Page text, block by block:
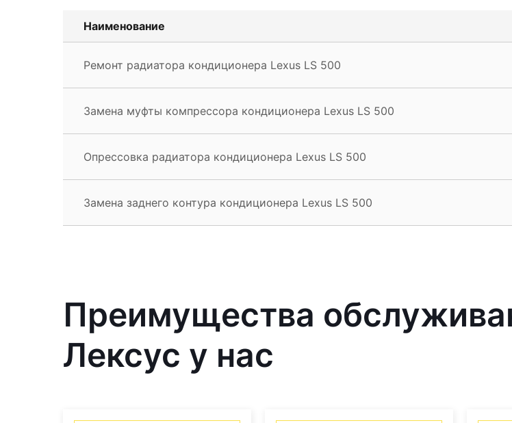
Наименование
Ремонт радиатора кондиционера Lexus LS 500
Замена муфты компрессора кондиционера Lexus LS 500
Опрессовка радиатора кондиционера Lexus LS 500
Замена заднего контура кондиционера Lexus LS 500
Преимущества
Лексус у нас